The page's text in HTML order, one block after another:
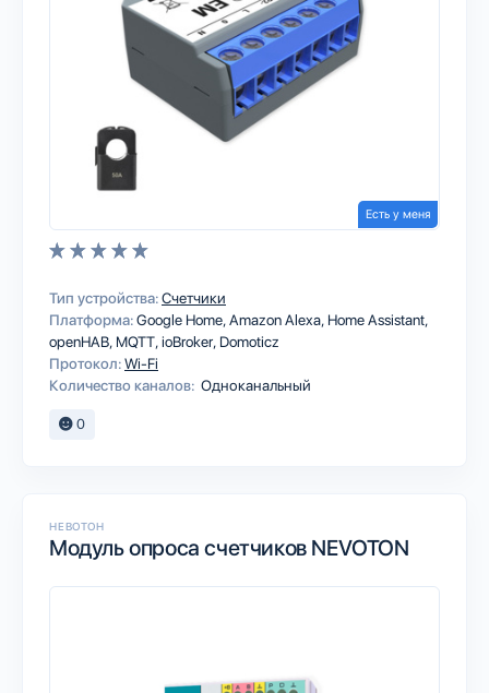
Есть у меня
Тип устройства:Счетчики
Платформа:Google HomeAmazon Alexa Home Assistant
openHAB MQTTioBroker Domoticz
Протокол:Wi-Fi
Количество каналов: Одноканальный
0
НЕВОТОН
Модуль опроса счетчиков NEVOTON